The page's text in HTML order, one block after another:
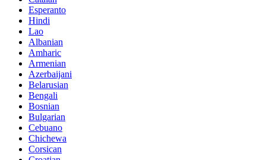
Esperanto
Hindi
Lao
Albanian
Amharic
Armenian
Azerbaijani
Belarusian
Bengali
Bosnian
Bulgarian
Cebuano
Chichewa
Corsican